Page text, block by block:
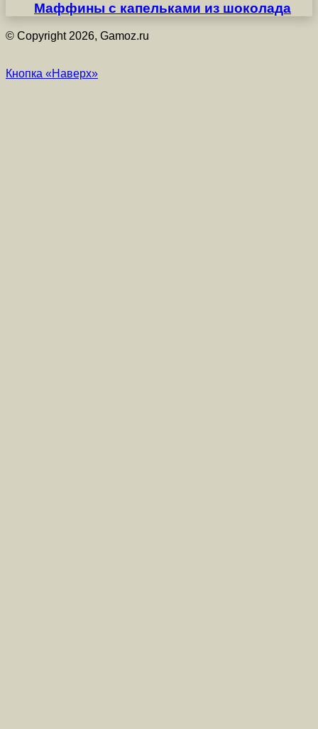
Мaффины с капельками из шоколада
© Copyright 2026, Gamoz.ru
Кнопка «Наверх»